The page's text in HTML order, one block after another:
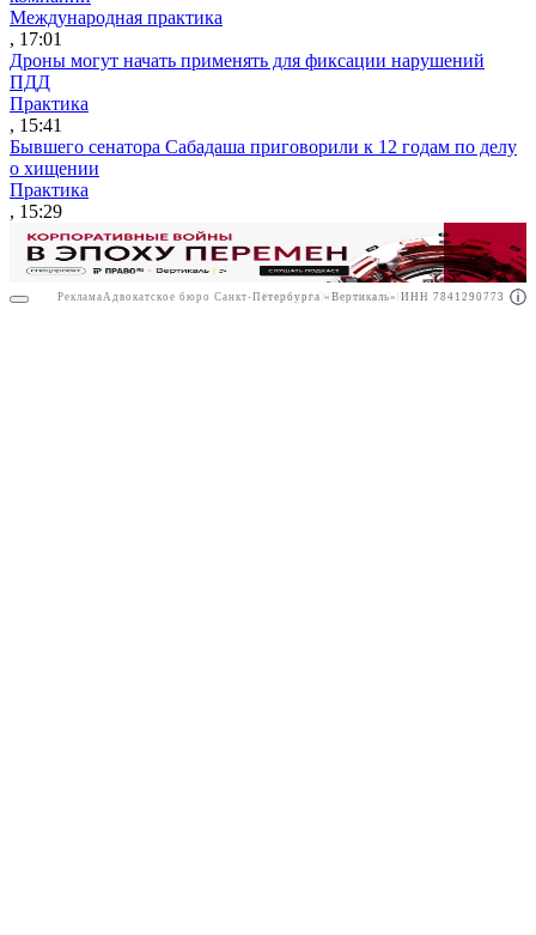
Реклама АО"Право.ру" ИНН: 7708095468
Международная практика
, 17:01
Дроны могут начать применять для фиксации нарушений
ПДД
Практика
, 15:41
Бывшего сенатора Сабадаша приговорили к 12 годам по делу
о хищении
Практика
, 15:29
Реклама Адвокатское бюро Санкт-Петербурга «Вертикаль» ИНН 7841290773